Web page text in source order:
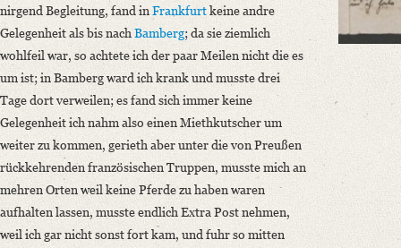
nirgend Begleitung, fand inFrankfurtkeine andre
Gelegenheit als bis nach Bamberg; da sie ziemlich
wohlfeil war, so achtete ich der paar Meilen nicht die es
um ist; in Bamberg ward ich krank und musste drei
Tage dort verweilen; es fand sich immer keine
Gelegenheit ich nahm also einen Miethkutscher um
weiter zu kommen, gerieth aber unter die von Preußen
rückkehrenden französischen Truppen, musste mich an
mehren Orten weil keine Pferde zu haben waren
aufhalten lassen, musste endlich Extra Post nehmen,
weil ich gar nicht sonst fort kam, und fuhr so mitten